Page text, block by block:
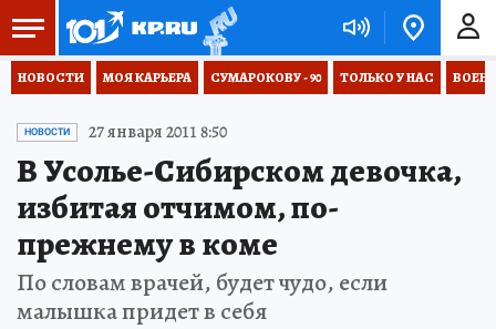
НОВОСТИ МОЯ КАРЬЕРА СУМАРОКОВУ - 90 ТОЛЬКО У НАС
НОВОСТИ 27 января 2011 8:50
В Усолье-Сибирском девочка,
избитая отчимом, по-
прежнему в коме
По словам врачей, будет чудо, если
малышка придет в себя